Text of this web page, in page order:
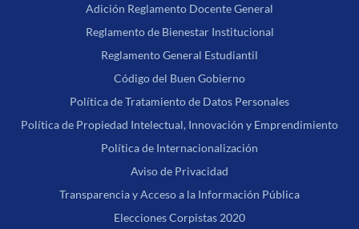
Adición Reglamento Docente General
Reglamento de Bienestar Institucional
Reglamento General Estudiantil
Código del Buen Gobierno
Política de Tratamiento de Datos Personales
Política de Propiedad Intelectual, Innovación y Emprendimiento
Política de Internacionalización
Aviso de Privacidad
Transparencia y Acceso a la Información Pública
Elecciones Corpistas 2020